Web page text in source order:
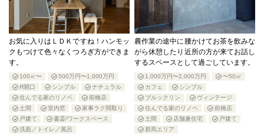
お気に入りはＬＤＫですね！ハンモッ
クもつけて色々なくつろぎ方ができま
す。
100㎡〜
500万円〜1,000万円
R開口
シンプル
ナチュラル
住んでる家のリノベ
前橋店
土間
室内窓
家事ラク間取り
戸建て
書斎/ワークスペース
洗面／トイレ／風呂
農作業の途中に腰かけてお茶を飲みな
がら休憩したり近所の方が来てお話し
するスペースとして過ごしています。
1,000万円〜2,000万円
〜50㎡
カフェ
シンプル
ブルックリン
ヴィンテージ
住んでる家のリノベ
前橋店
土間
店舗兼住宅
戸建て
群馬エリア